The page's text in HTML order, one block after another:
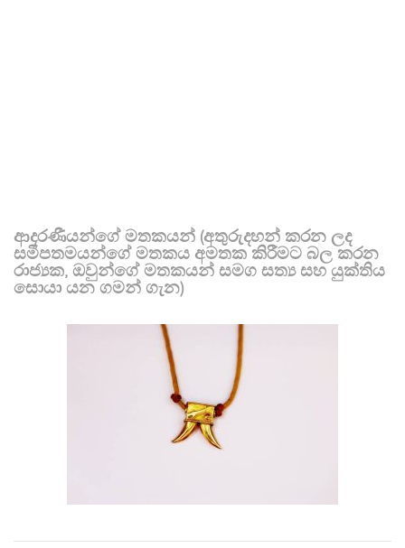
ආදරණීයන්ගේ මතකයන් (අතුරුදහන් කරන ලද
සමීපතමයන්ගේ මතකය අමතක කිරීමට බල කරන
රාජ්‍යක, ඔවුන්ගේ මතකයන් සමග සත්‍ය සහ යුක්තිය
සොයා යන ගමන් ගැන)